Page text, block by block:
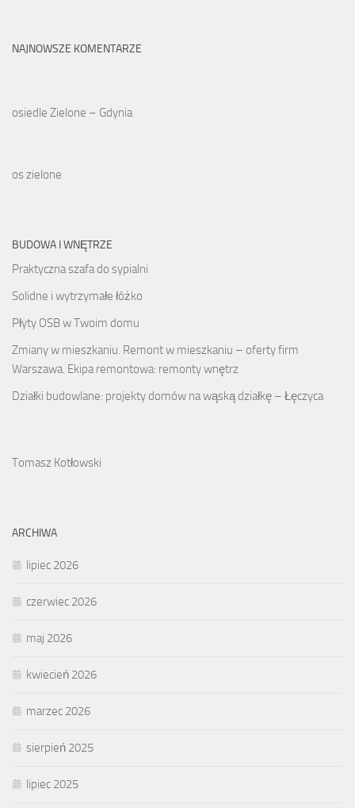
NAJNOWSZE KOMENTARZE
osiedle Zielone – Gdynia
os zielone
BUDOWA I WNĘTRZE
Praktyczna szafa do sypialni
Solidne i wytrzymałe łóżko
Płyty OSB w Twoim domu
Zmiany w mieszkaniu. Remont w mieszkaniu – oferty firm
Warszawa. Ekipa remontowa: remonty wnętrz
Działki budowlane: projekty domów na wąską działkę – Łęczyca
Tomasz Kotłowski
ARCHIWA
lipiec 2026
czerwiec 2026
maj 2026
kwiecień 2026
marzec 2026
sierpień 2025
lipiec 2025